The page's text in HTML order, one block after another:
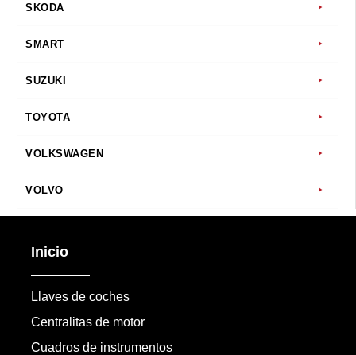
SKODA
SMART
SUZUKI
TOYOTA
VOLKSWAGEN
VOLVO
Inicio
Llaves de coches
Centralitas de motor
Cuadros de instrumentos